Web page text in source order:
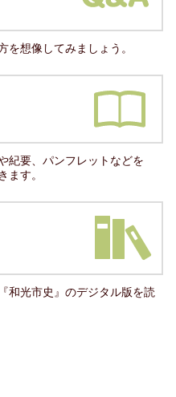
を想像してみましょう。
紀要、パンフレットなどを
ます。
和光市史』のデジタル版を読